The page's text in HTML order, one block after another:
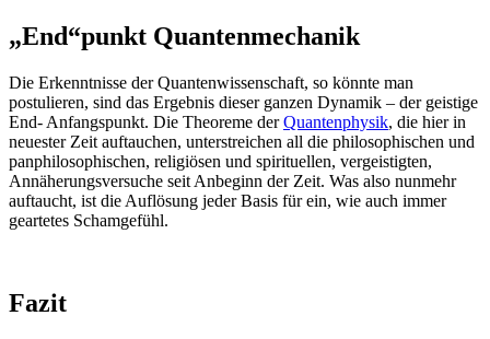
„End“punkt Quantenmechanik
Die Erkenntnisse der Quantenwissenschaft, so könnte man
postulieren, sind das Ergebnis dieser ganzen Dynamik – der geistige
End- Anfangspunkt. Die Theoreme derQuantenphysik, die hier in
neuester Zeit auftauchen, unterstreichen all die philosophischen und
panphilosophischen, religiösen und spirituellen, vergeistigten,
Annäherungsversuche seit Anbeginn der Zeit. Was also nunmehr
auftaucht, ist die Auflösung jeder Basis für ein, wie auch immer
geartetes Schamgefühl.
Fazit